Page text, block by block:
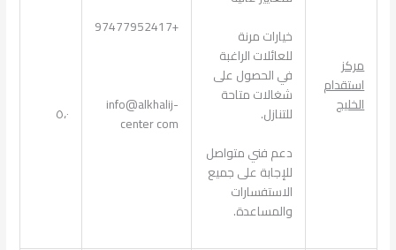
مركز
استقدام
الخليج
خيارات مرنة
للعائلات الراغبة
في الحصول على
شغالات متاحة
للتنازل.
دعم فني متواصل
للإجابة على جميع
الاستفسارات
والمساعدة.
info@alkhalij-
center com
٥،٠